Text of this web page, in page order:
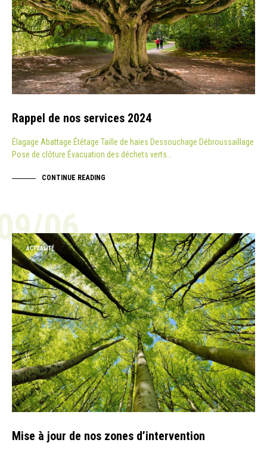
Rappel de nos services 2024
Élagage Abattage Étêtage Taille de haies Dessouchage Débroussaillage
Pose de clôture Évacuation des déchets verts…
CONTINUE READING
06
ACTUALITÉ
Mise à jour de nos zones d’intervention